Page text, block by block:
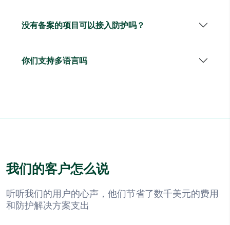
没有备案的项目可以接入防护吗？
你们支持多语言吗
我们的客户怎么说
听听我们的用户的心声，他们节省了数千美元的费用
和防护解决方案支出